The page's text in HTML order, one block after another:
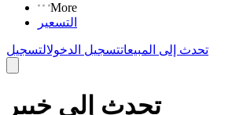
More
التسعير
تحدث إلى المبيعاتتسجيل الدخولالتسجيل
تحدث إلى خبير